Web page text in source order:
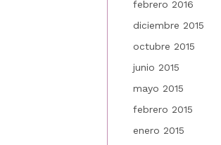
febrero 2016
diciembre 2015
octubre 2015
junio 2015
mayo 2015
febrero 2015
enero 2015